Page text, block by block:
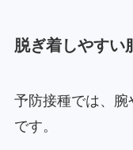
脱ぎ着しやすい
予防接種では、腕
です。